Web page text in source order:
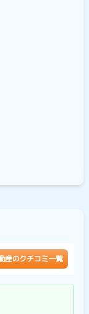
産のクチコミ一覧